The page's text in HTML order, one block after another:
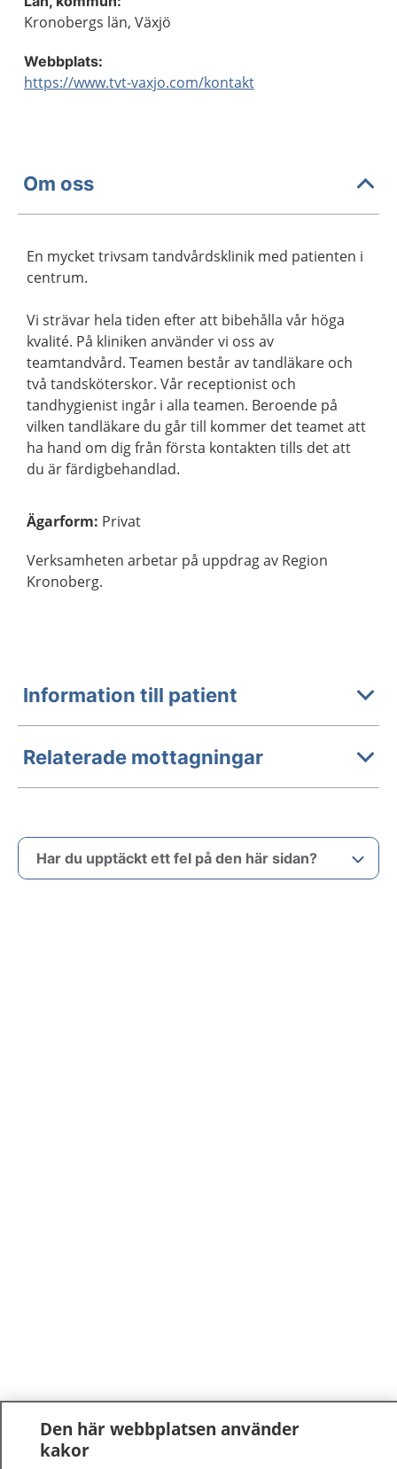
Kronobergs län, Växjö
Webbplats:
https://www.tvt-vaxjo.com/kontakt
Om oss
En mycket trivsam tandvårdsklinik med patienten i
centrum.
Vi strävar hela tiden efter att bibehålla vår höga
kvalité. På kliniken använder vi oss av
teamtandvård. Teamen består av tandläkare och
två tandsköterskor. Vår receptionist och
tandhygienist ingår i alla teamen. Beroende på
vilken tandläkare du går till kommer det teamet att
ha hand om dig från första kontakten tills det att
du är färdigbehandlad.
Ägarform: Privat
Verksamheten arbetar på uppdrag av Region
Kronoberg.
Information till patient
Relaterade mottagningar
Har du upptäckt ett fel på den här sidan?
Den här webbplatsen använder
kakor